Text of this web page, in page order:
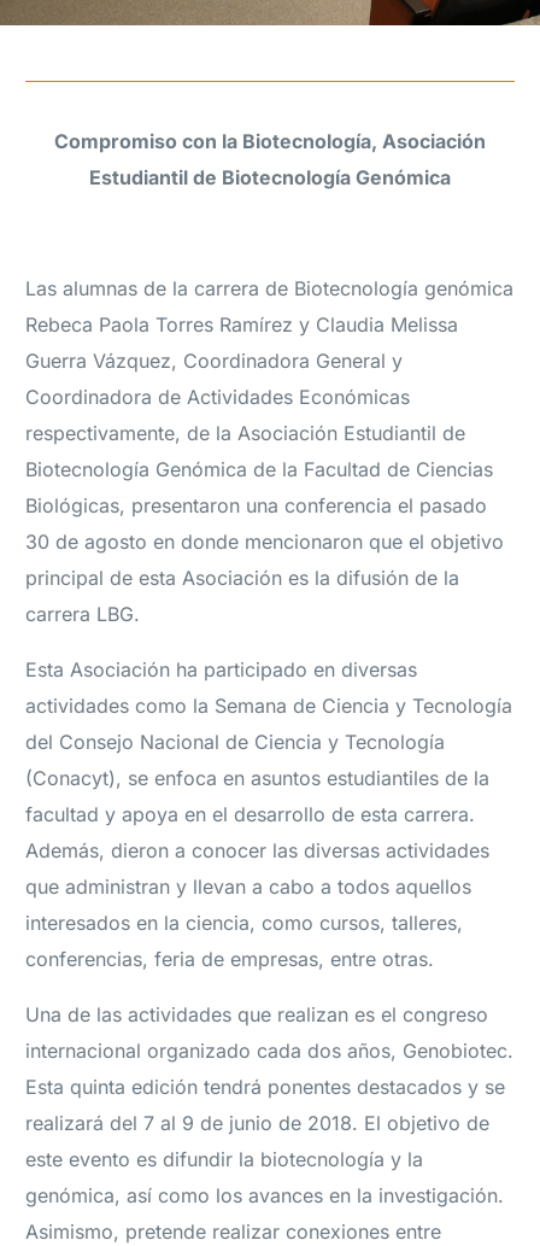
Compromiso con la Biotecnología, Asociación
Estudiantil de Biotecnología Genómica
Las alumnas de la carrera de Biotecnología genómica
Rebeca Paola Torres Ramírez y Claudia Melissa
Guerra Vázquez, Coordinadora General y
Coordinadora de Actividades Económicas
respectivamente, de la Asociación Estudiantil de
Biotecnología Genómica de la Facultad de Ciencias
Biológicas, presentaron una conferencia el pasado
30 de agosto en donde mencionaron que el objetivo
principal de esta Asociación es la difusión de la
carrera LBG.
Esta Asociación ha participado en diversas
actividades como la Semana de Ciencia y Tecnología
del Consejo Nacional de Ciencia y Tecnología
(Conacyt), se enfoca en asuntos estudiantiles de la
facultad y apoya en el desarrollo de esta carrera.
Además, dieron a conocer las diversas actividades
que administran y llevan a cabo a todos aquellos
interesados en la ciencia, como cursos, talleres,
conferencias, feria de empresas, entre otras.
Una de las actividades que realizan es el congreso
internacional organizado cada dos años, Genobiotec.
Esta quinta edición tendrá ponentes destacados y se
realizará del 7 al 9 de junio de 2018. El objetivo de
este evento es difundir la biotecnología y la
genómica, así como los avances en la investigación.
Asimismo, pretende realizar conexiones entre